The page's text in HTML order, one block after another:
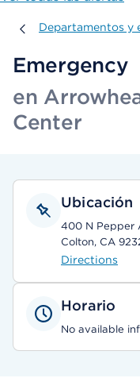
Departamentos y
Departamentos y
Emergency
en
Center
Ubicación
400 N Pepper
Colton, CA
Directions
Horario
No available